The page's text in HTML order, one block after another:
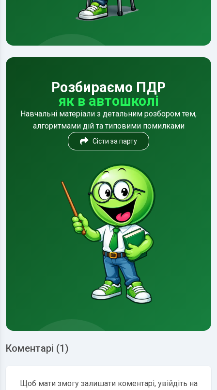
Розбираємо ПДР
як в автошколі
Навчальні матеріали з детальним розбором тем,
алгоритмами дій та типовими помилками
Сісти за парту
Коментарі (1)
Щоб мати змогу залишати коментарі, увійдіть на